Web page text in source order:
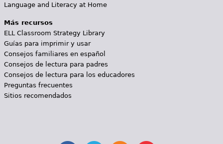
Language and Literacy at Home
Más recursos
ELL Classroom Strategy Library
Guías para imprimir y usar
Consejos familiares en español
Consejos de lectura para padres
Consejos de lectura para los educadores
Preguntas frecuentes
Sitios recomendados